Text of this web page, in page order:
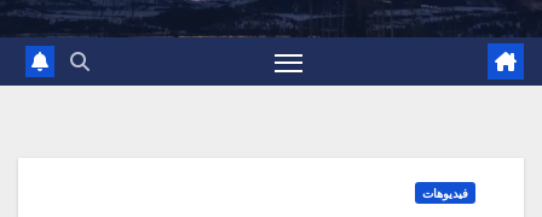
موقع استفق
فيديوهات